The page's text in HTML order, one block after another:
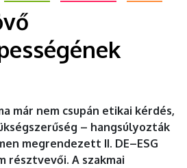
már nem csupán etikai kérdés,
– hangsúlyozták
megrendezett II. DE–ESG
résztvevői. A szakmai